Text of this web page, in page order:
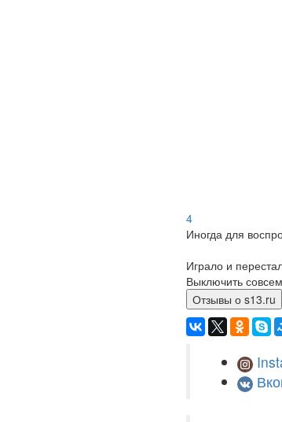
4
Иногда для
Играло и
Выключить
Отзывы о s13.ru